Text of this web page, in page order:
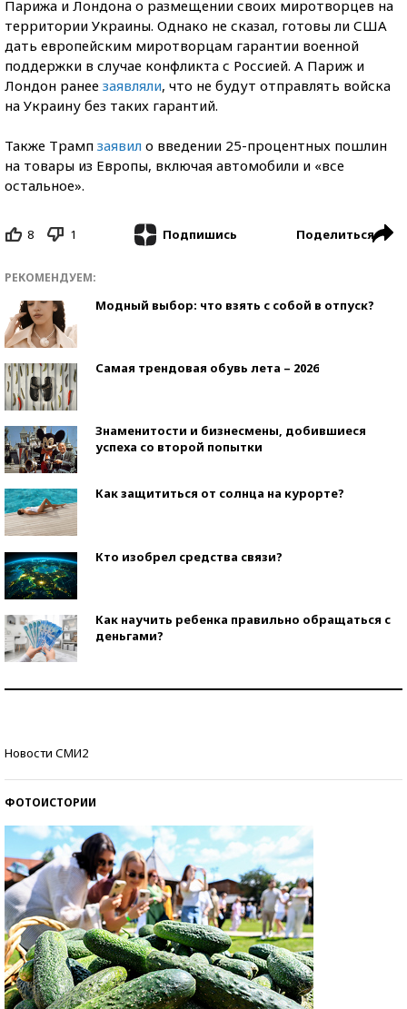
Парижа и Лондона о размещении своих миротворцев на
территории Украины. Однако не сказал, готовы ли США
дать европейским миротворцам гарантии военной
поддержки в случае конфликта с Россией. А Париж и
Лондон ранее заявляли, что не будут отправлять войска
на Украину без таких гарантий.
Также Трамп заявил о введении 25-процентных пошлин
на товары из Европы, включая автомобили и «все
остальное».
8 1 Подпишись Поделиться
РЕКОМЕНДУЕМ:
Модный выбор: что взять с собой в отпуск?
Самая трендовая обувь лета – 2026
Знаменитости и бизнесмены, добившиеся
успеха со второй попытки
Как защититься от солнца на курорте?
Кто изобрел средства связи?
Как научить ребенка правильно обращаться с
деньгами?
Новости СМИ2
ФОТОИСТОРИИ